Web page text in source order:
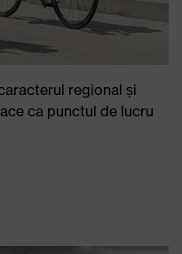
regional și
ca punctul de lucru